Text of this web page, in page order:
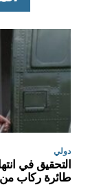
دولي
التحقيق في
طائرة ركاب